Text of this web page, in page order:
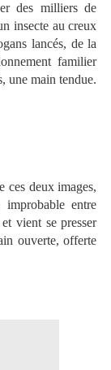
des milliers de
insecte au creux
lancés, de la
familier
une main tendue.
ces deux images,
entre
vient se presser
ouverte, offerte